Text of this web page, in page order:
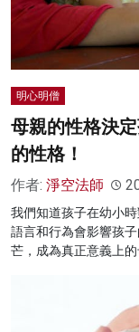
明心明僧
母親的性格決
的性格！
作者: 淨空法師
我們知道孩子在幼小
語言和行為會影響孩
芒，成為真正意義上的